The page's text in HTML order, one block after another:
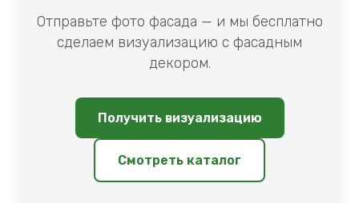
Отправьте фото фасада — и мы бесплатно
сделаем визуализацию с фасадным
декором.
Получить визуализацию
Смотреть каталог